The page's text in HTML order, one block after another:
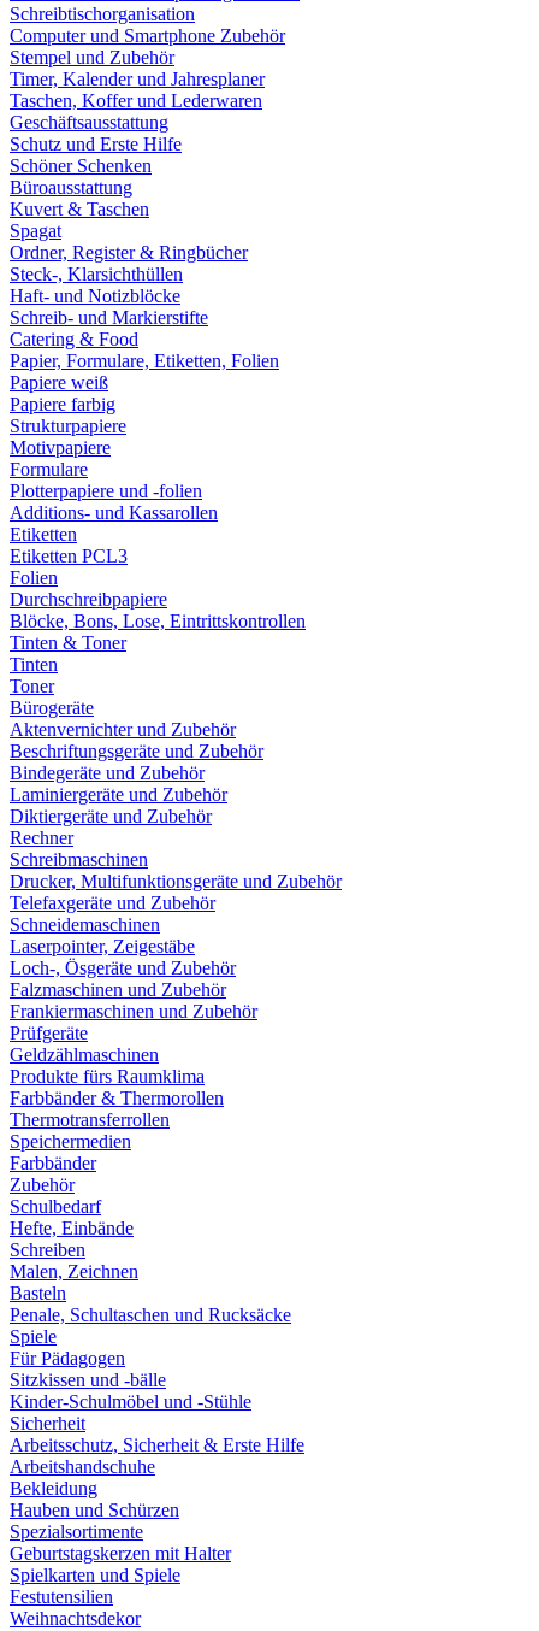
Schreibtischorganisation
Computer und Smartphone Zubehör
Stempel und Zubehör
Timer, Kalender und Jahresplaner
Taschen, Koffer und Lederwaren
Geschäftsausstattung
Schutz und Erste Hilfe
Schöner Schenken
Büroausstattung
Kuvert & Taschen
Spagat
Ordner, Register & Ringbücher
Steck-, Klarsichthüllen
Haft- und Notizblöcke
Schreib- und Markierstifte
Catering & Food
Papier, Formulare, Etiketten, Folien
Papiere weiß
Papiere farbig
Strukturpapiere
Motivpapiere
Formulare
Plotterpapiere und -folien
Additions- und Kassarollen
Etiketten
Etiketten PCL3
Folien
Durchschreibpapiere
Blöcke, Bons, Lose, Eintrittskontrollen
Tinten & Toner
Tinten
Toner
Bürogeräte
Aktenvernichter und Zubehör
Beschriftungsgeräte und Zubehör
Bindegeräte und Zubehör
Laminiergeräte und Zubehör
Diktiergeräte und Zubehör
Rechner
Schreibmaschinen
Drucker, Multifunktionsgeräte und Zubehör
Telefaxgeräte und Zubehör
Schneidemaschinen
Laserpointer, Zeigestäbe
Loch-, Ösgeräte und Zubehör
Falzmaschinen und Zubehör
Frankiermaschinen und Zubehör
Prüfgeräte
Geldzählmaschinen
Produkte fürs Raumklima
Farbbänder & Thermorollen
Thermotransferrollen
Speichermedien
Farbbänder
Zubehör
Schulbedarf
Hefte, Einbände
Schreiben
Malen, Zeichnen
Basteln
Penale, Schultaschen und Rucksäcke
Spiele
Für Pädagogen
Sitzkissen und -bälle
Kinder-Schulmöbel und -Stühle
Sicherheit
Arbeitsschutz, Sicherheit & Erste Hilfe
Arbeitshandschuhe
Bekleidung
Hauben und Schürzen
Spezialsortimente
Geburtstagskerzen mit Halter
Spielkarten und Spiele
Festutensilien
Weihnachtsdekor